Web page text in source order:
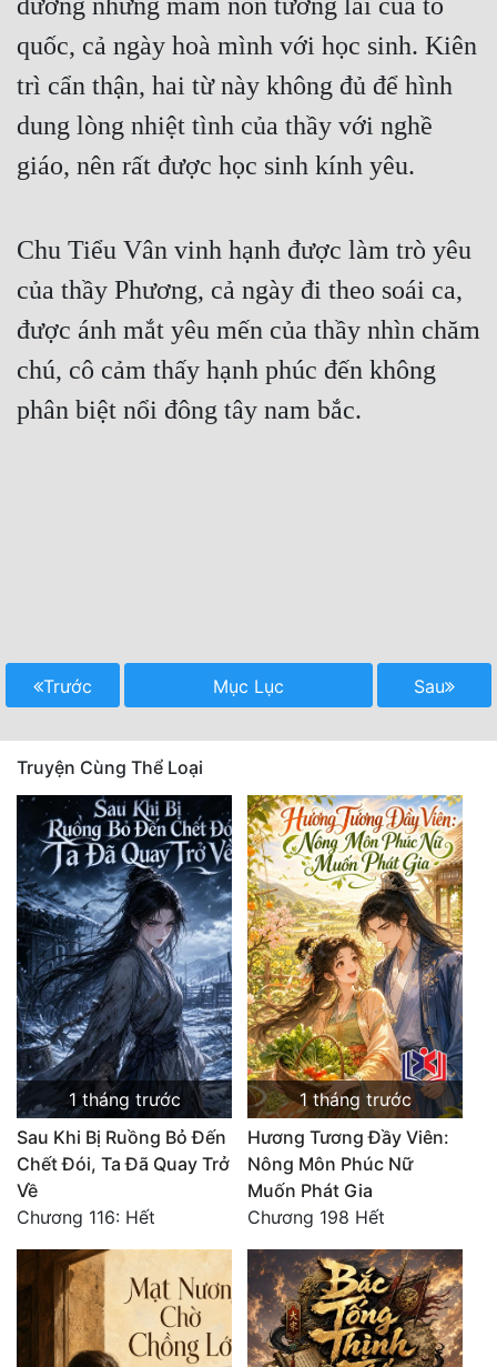
dưỡng những mầm non tương lai của tổ
quốc, cả ngày hoà mình với học sinh. Kiên
trì cẩn thận, hai từ này không đủ để hình
dung lòng nhiệt tình của thầy với nghề
giáo, nên rất được học sinh kính yêu.
Chu Tiểu Vân vinh hạnh được làm trò yêu
của thầy Phương, cả ngày đi theo soái ca,
được ánh mắt yêu mến của thầy nhìn chăm
chú, cô cảm thấy hạnh phúc đến không
phân biệt nổi đông tây nam bắc.
Trước Mục Lục Sau
Truyện Cùng Thể Loại
1 tháng trước
Sau Khi Bị Ruồng Bỏ Đến
Chết Đói, Ta Đã Quay Trở
Về
Chương 116: Hết
1 tháng trước
Hương Tương Đầy Viên:
Nông Môn Phúc Nữ
Muốn Phát Gia
Chương 198 Hết